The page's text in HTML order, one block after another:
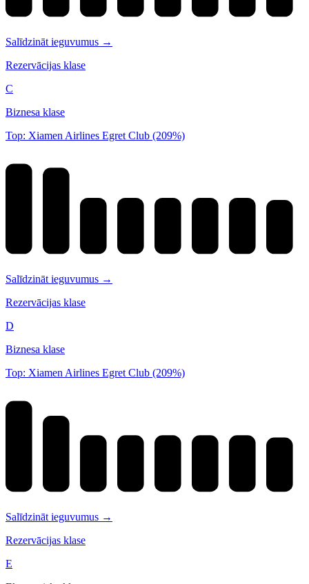
Salīdzināt ieguvumus →
Rezervācijas klase
C
Biznesa klase
Top: Xiamen Airlines Egret Club (209%)
Salīdzināt ieguvumus →
Rezervācijas klase
D
Biznesa klase
Top: Xiamen Airlines Egret Club (209%)
Salīdzināt ieguvumus →
Rezervācijas klase
E